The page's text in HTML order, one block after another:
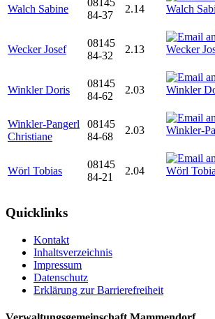
Walch Sabine
08145
84-37
2.14
Wecker Josef
08145
84-32
2.13
Winkler Doris
08145
84-62
2.03
Winkler-Pangerl
Christiane
08145
84-68
2.03
Wörl Tobias
08145
84-21
2.04
Quicklinks
Kontakt
Inhaltsverzeichnis
Impressum
Datenschutz
Erklärung zur Barrierefreiheit